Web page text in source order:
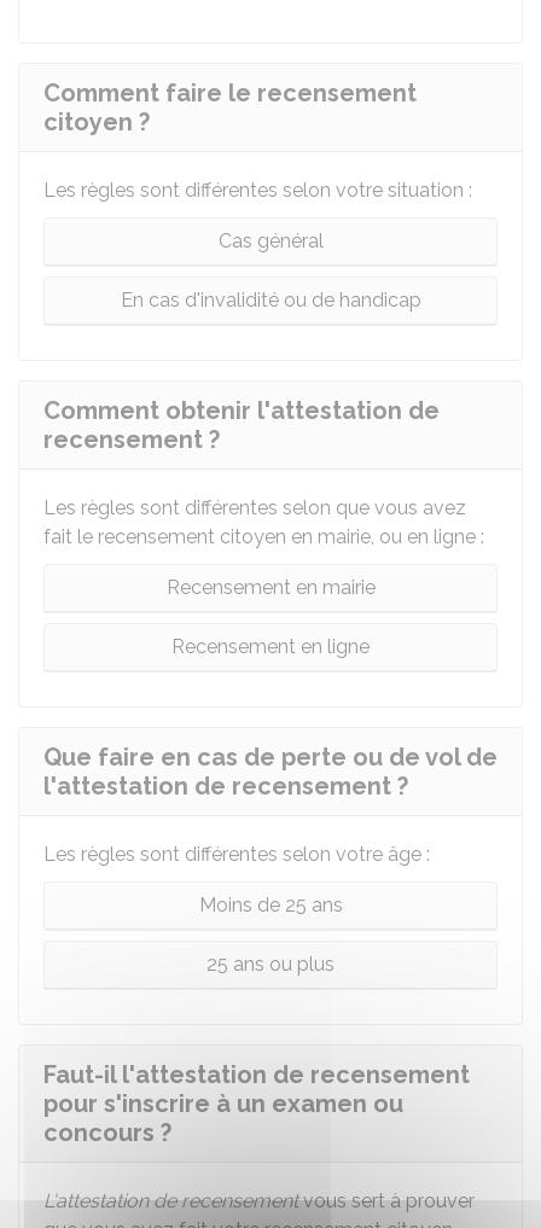
Comment faire le recensement
citoyen ?
Les règles sont différentes selon votre situation :
Cas général
En cas d'invalidité ou de handicap
Comment obtenir l'attestation de
recensement ?
Les règles sont différentes selon que vous avez
fait le recensement citoyen en mairie, ou en ligne :
Recensement en mairie
Recensement en ligne
Que faire en cas de perte ou de vol de
l'attestation de recensement ?
Les règles sont différentes selon votre âge :
Moins de 25 ans
25 ans ou plus
Faut-il l'attestation de recensement
pour s'inscrire à un examen ou
concours ?
L'attestation de recensementvous sert à prouver